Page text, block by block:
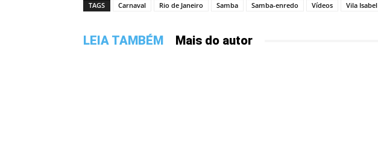
TAGS Carnaval Rio de Janeiro Samba Samba-enredo Vídeos Vila Isabel
LEIA TAMBÉM Mais do autor